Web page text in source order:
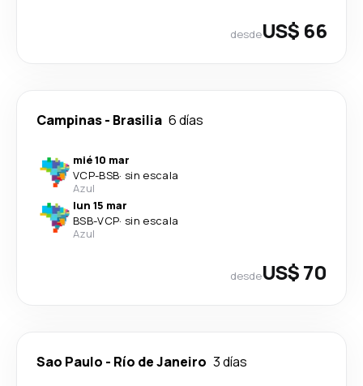
desdeUS$ 66
Campinas- Brasilia 6 días
mié 10 mar
VCP-BSB· sin escala
Azul
lun 15 mar
BSB-VCP· sin escala
Azul
desdeUS$ 70
Sao Paulo - Río de Janeiro 3 días